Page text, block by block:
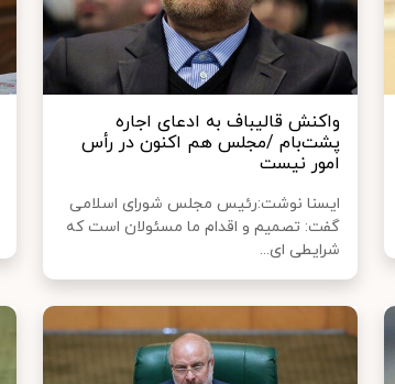
واکنش قالیباف به ادعای اجاره
پشت‌بام /مجلس هم اکنون در رأس
امور نیست
ایسنا نوشت:رئیس مجلس شورای اسلامی
گفت: تصمیم و اقدام ما مسئولان است که
شرایطی ای...